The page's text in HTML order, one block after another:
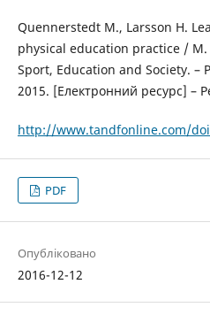
Quennerstedt M., Larsson H.
physical education practice /
Sport, Education and Society. –
2015. [Електронний ресурс] –
http://www.tandfonline.com/
PDF
Опубліковано
2016-12-12